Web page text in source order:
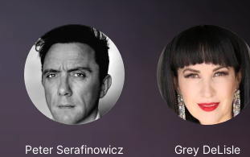
Peter Serafinowicz
Grey DeLisle